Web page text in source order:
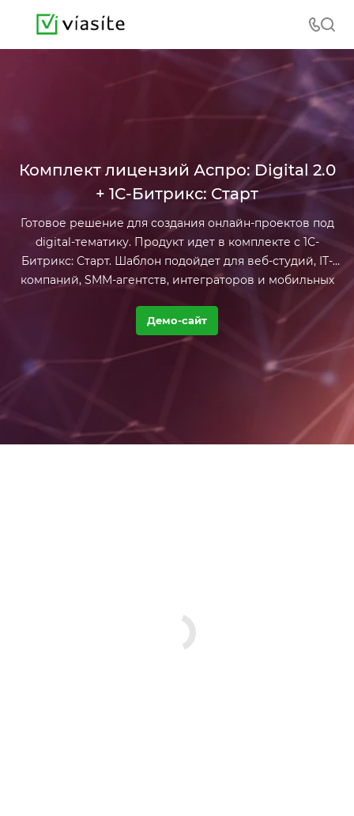
Комплект лицензий Аспро: Digital 2.0
+ 1С-Битрикс: Старт
Готовое решение для создания онлайн-проектов под
digital-тематику. Продукт идет в комплекте с 1С-
Битрикс: Старт. Шаблон подойдет для веб-студий, IT-
компаний, SMM-агентств, интеграторов и мобильных
Демо-сайт